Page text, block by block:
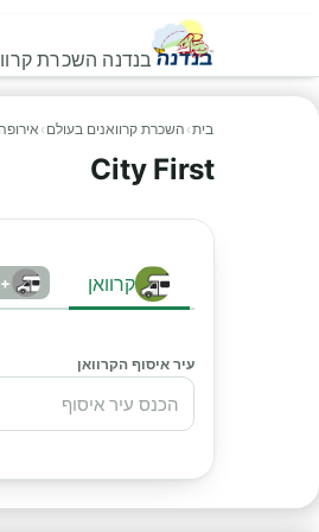
בנדנה השכרת
בית› השכרת קרוואנים בעולם › אירופה
City First
קרוואן +
עיר איסוף הקרוואן